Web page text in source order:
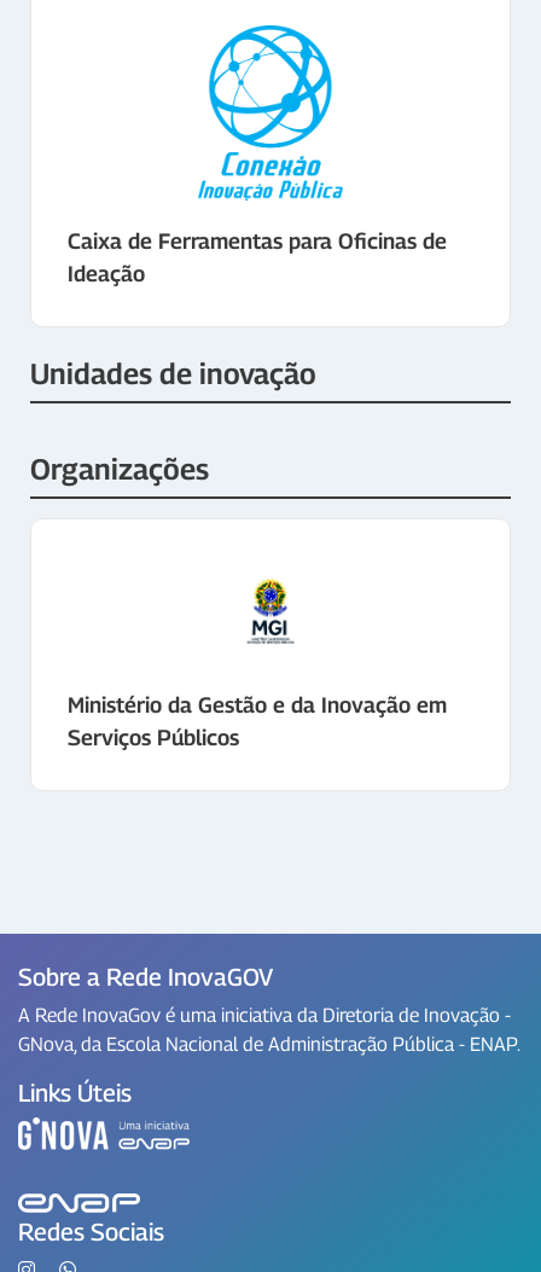
Caixa de Ferramentas para Oficinas de
Ideação
Unidades de inovação
Organizações
Ministério da Gestão e da Inovação em
Serviços Públicos
Sobre a Rede InovaGOV
A Rede InovaGov é uma iniciativa da Diretoria de Inovação -
GNova, da Escola Nacional de Administração Pública - ENAP.
Links Úteis
Redes Sociais